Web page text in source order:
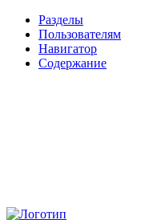
Разделы
Пользователям
Навигатор
Содержание